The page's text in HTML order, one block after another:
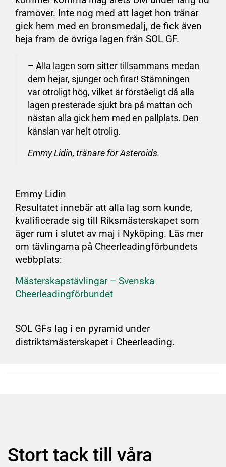
framöver. Inte nog med att laget hon tränar
gick hem med en bronsmedalj, de fick även
heja fram de övriga lagen från SOL GF.
– Alla lagen som sitter tillsammans medan
dem hejar, sjunger och firar! Stämningen
var otroligt hög, vilket är förståeligt då alla
lagen presterade sjukt bra på mattan och
nästan alla gick hem med en pallplats. Den
känslan var helt otrolig.
Emmy Lidin, tränare för Asteroids.
Emmy Lidin
Resultatet innebär att alla lag som kunde,
kvalificerade sig till Riksmästerskapet som
äger rum i slutet av maj i Nyköping. Läs mer
om tävlingarna på Cheerleadingförbundets
webbplats:
Mästerskapstävlingar – Svenska
Cheerleadingförbundet
SOL GFs lag i en pyramid under
distriktsmästerskapet i Cheerleading.
Stort tack till våra